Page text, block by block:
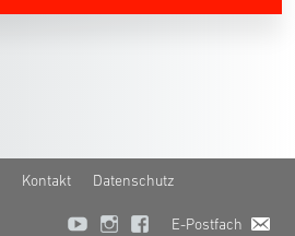
Kontakt Datenschutz
E-Postfach